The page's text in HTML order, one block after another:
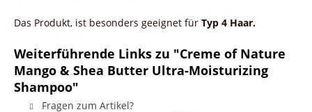
Das Produkt, ist besonders geeignet für Typ 4 Haar.
Weiterführende Links zu "Creme of Nature
Mango & Shea Butter Ultra-Moisturizing
Shampoo"
Fragen zum Artikel?